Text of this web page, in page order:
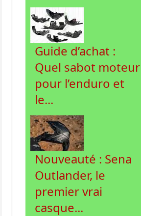
Guide d’achat :
Quel sabot moteur
pour l’enduro et
le...
Nouveauté : Sena
Outlander, le
premier vrai
casque...